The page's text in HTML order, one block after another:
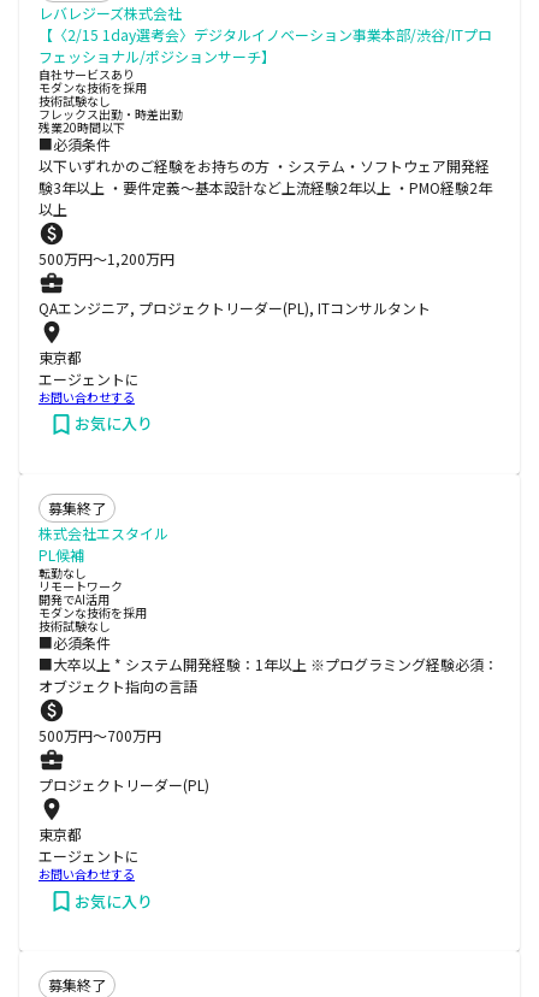
レバレジーズ株式会社
【〈2/15 1day選考会〉デジタルイノベーション事業本部/渋谷/ITプロ
フェッショナル/ポジションサーチ】
自社サービスあり
モダンな技術を採用
技術試験なし
フレックス出勤・時差出勤
残業20時間以下
■必須条件
以下いずれかのご経験をお持ちの方 ・システム・ソフトウェア開発経
験3年以上 ・要件定義～基本設計など上流経験2年以上 ・PMO経験2年
以上
500万円〜1,200万円
QAエンジニア, プロジェクトリーダー(PL), ITコンサルタント
東京都
エージェントに
お問い合わせする
お気に入り
募集終了
株式会社エスタイル
PL候補
転勤なし
リモートワーク
開発でAI活用
モダンな技術を採用
技術試験なし
■必須条件
■大卒以上 * システム開発経験：1年以上 ※プログラミング経験必須：
オブジェクト指向の言語
500万円〜700万円
プロジェクトリーダー(PL)
東京都
エージェントに
お問い合わせする
お気に入り
募集終了